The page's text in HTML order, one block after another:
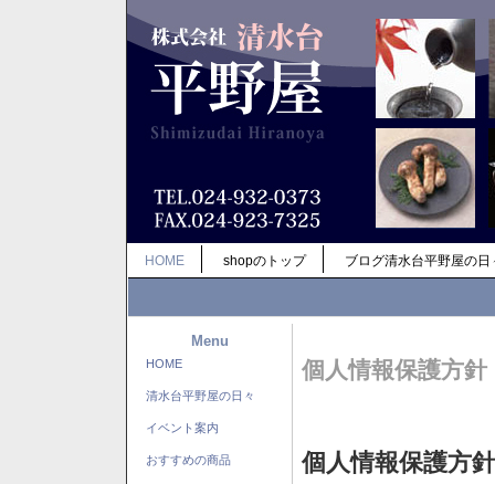
HOME shopのトップ ブログ清水台平野屋の日
Menu
HOME
清水台平野屋の日々
イベント案内
おすすめの商品
個人情報保護方針
個人情報保護方針